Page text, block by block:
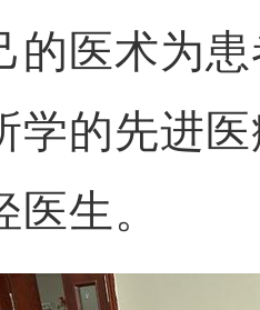
的医术为
学的先进
生。